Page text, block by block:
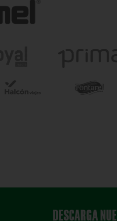
DESCARGA